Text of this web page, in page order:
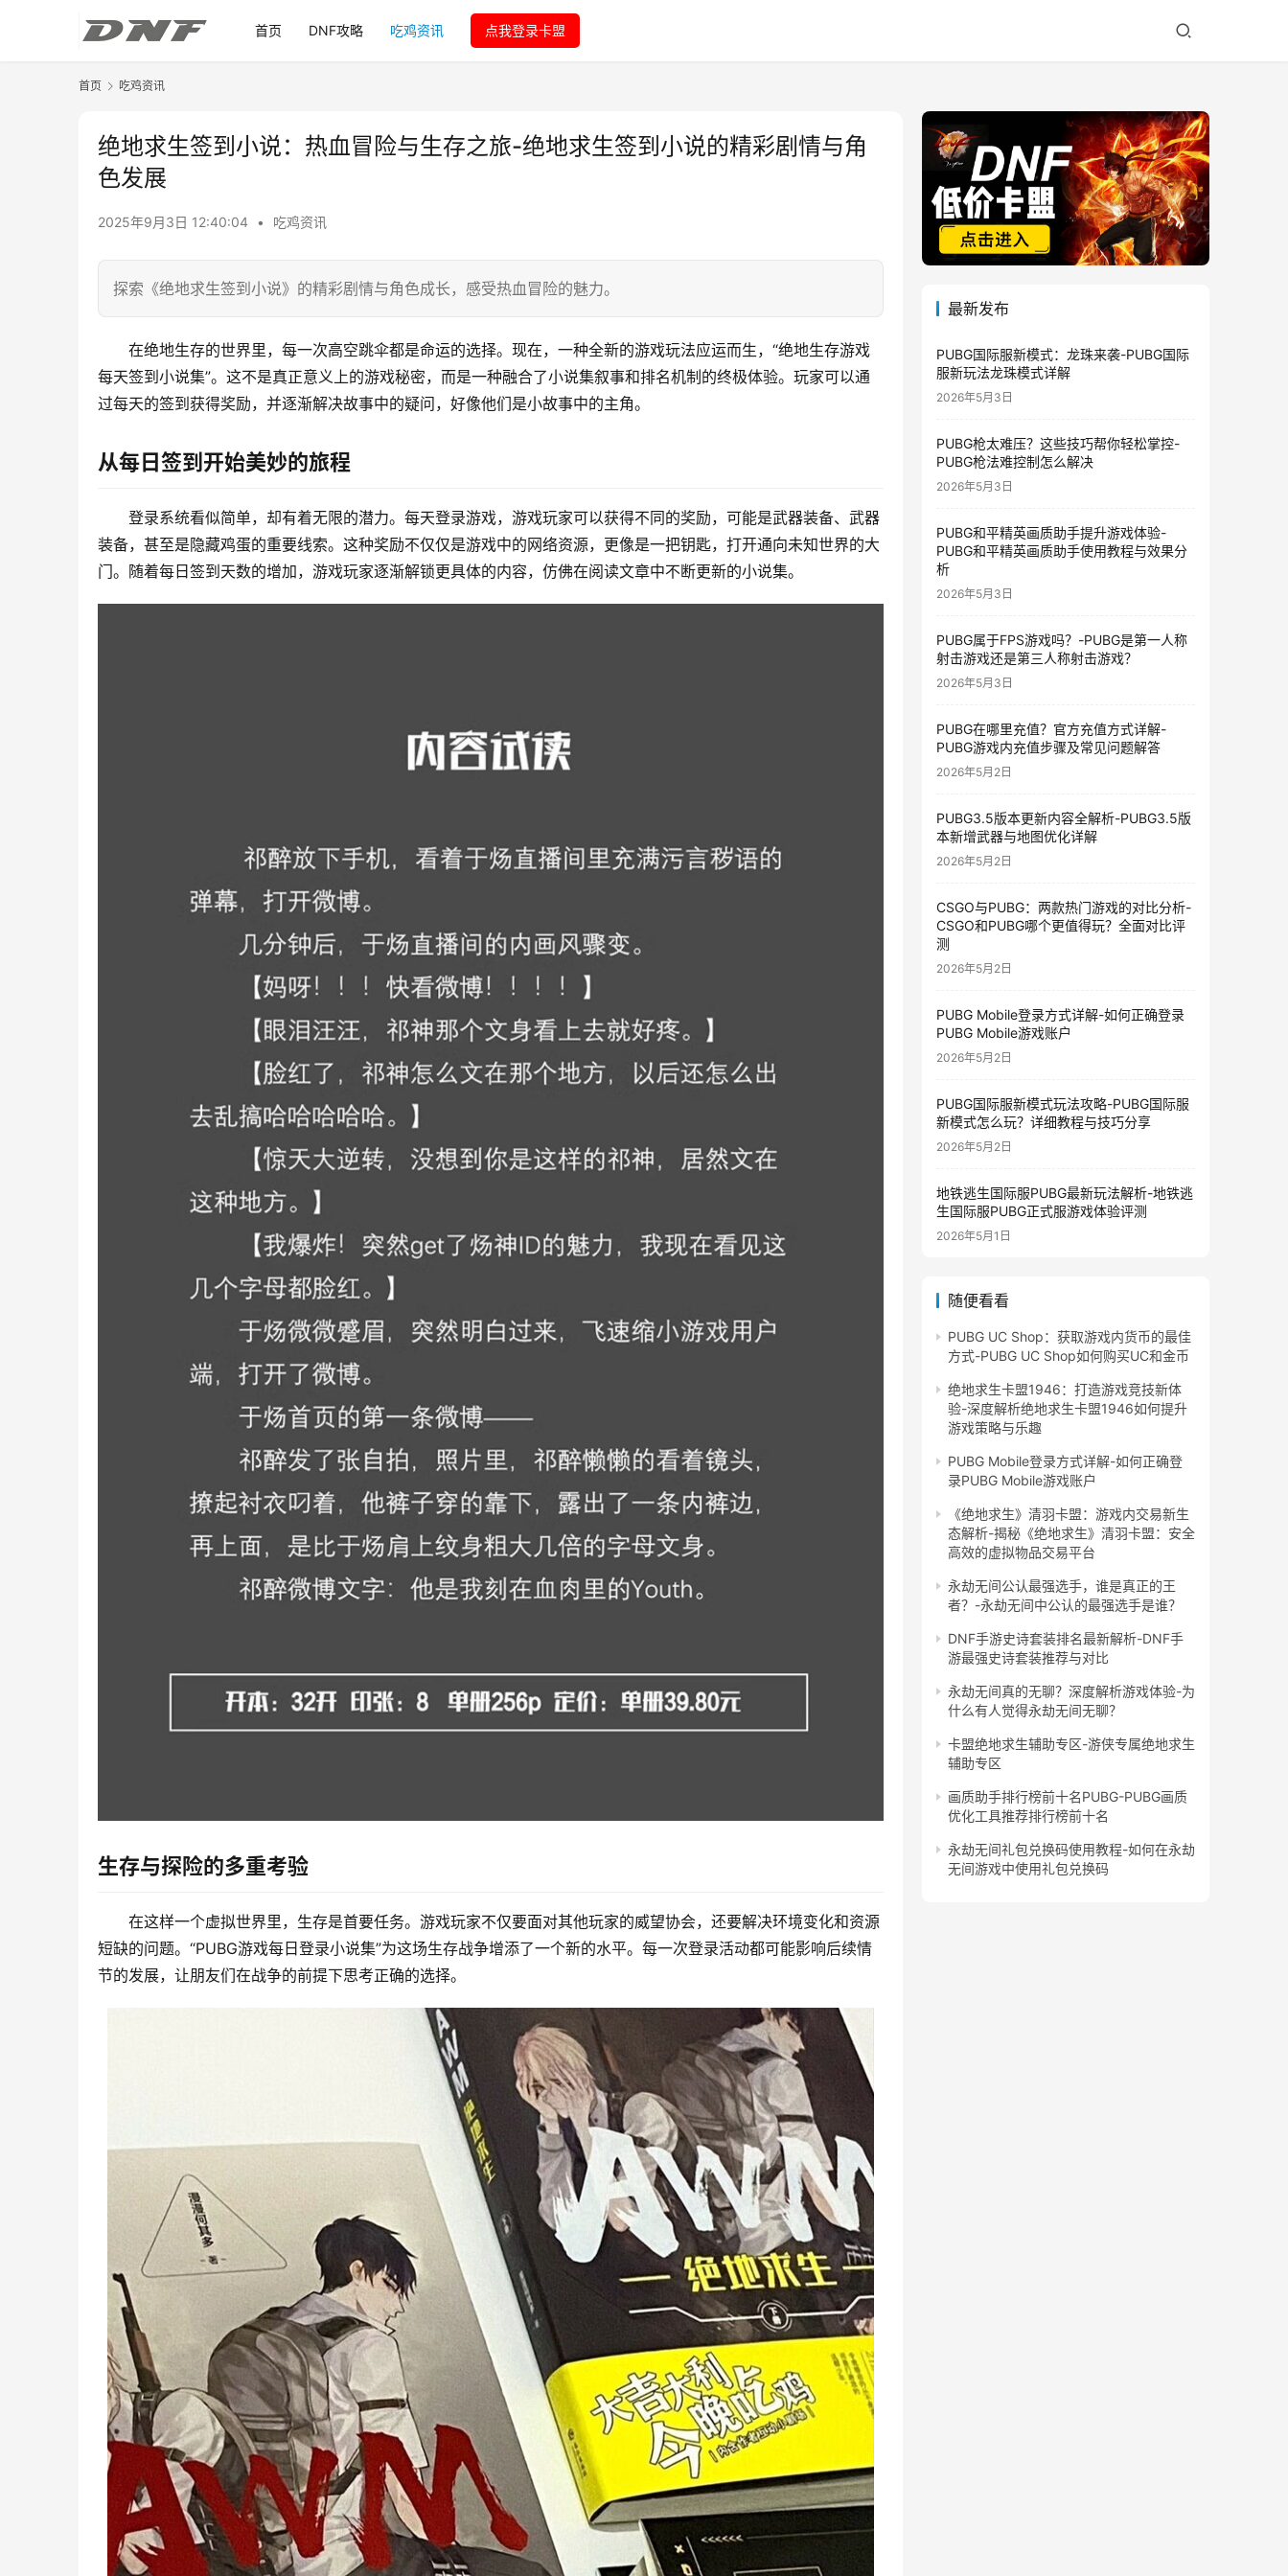
首页 DNF攻略 吃鸡资讯 点我登录卡盟
首页 吃鸡资讯
绝地求生签到小说：热血冒险与生存之旅-绝地求生签到小说的精彩剧情与角
色发展
2025年9月3日 12:40:04 • 吃鸡资讯
探索《绝地求生签到小说》的精彩剧情与角色成长，感受热血冒险的魅力。
在绝地生存的世界里，每一次高空跳伞都是命运的选择。现在，一种全新的游戏玩法应运而生，“绝地生存游戏
每天签到小说集”。这不是真正意义上的游戏秘密，而是一种融合了小说集叙事和排名机制的终极体验。玩家可以通
过每天的签到获得奖励，并逐渐解决故事中的疑问，好像他们是小故事中的主角。
从每日签到开始美妙的旅程
登录系统看似简单，却有着无限的潜力。每天登录游戏，游戏玩家可以获得不同的奖励，可能是武器装备、武器
装备，甚至是隐藏鸡蛋的重要线索。这种奖励不仅仅是游戏中的网络资源，更像是一把钥匙，打开通向未知世界的大
门。随着每日签到天数的增加，游戏玩家逐渐解锁更具体的内容，仿佛在阅读文章中不断更新的小说集。
生存与探险的多重考验
在这样一个虚拟世界里，生存是首要任务。游戏玩家不仅要面对其他玩家的威望协会，还要解决环境变化和资源
短缺的问题。“PUBG游戏每日登录小说集”为这场生存战争增添了一个新的水平。每一次登录活动都可能影响后续情
节的发展，让朋友们在战争的前提下思考正确的选择。
最新发布
PUBG国际服新模式：龙珠来袭-PUBG国际
服新玩法龙珠模式详解
2026年5月3日
PUBG枪太难压？这些技巧帮你轻松掌控-
PUBG枪法难控制怎么解决
2026年5月3日
PUBG和平精英画质助手提升游戏体验-
PUBG和平精英画质助手使用教程与效果分
析
2026年5月3日
PUBG属于FPS游戏吗？-PUBG是第一人称
射击游戏还是第三人称射击游戏？
2026年5月3日
PUBG在哪里充值？官方充值方式详解-
PUBG游戏内充值步骤及常见问题解答
2026年5月2日
PUBG3.5版本更新内容全解析-PUBG3.5版
本新增武器与地图优化详解
2026年5月2日
CSGO与PUBG：两款热门游戏的对比分析-
CSGO和PUBG哪个更值得玩？全面对比评
测
2026年5月2日
PUBG Mobile登录方式详解-如何正确登录
PUBG Mobile游戏账户
2026年5月2日
PUBG国际服新模式玩法攻略-PUBG国际服
新模式怎么玩？详细教程与技巧分享
2026年5月2日
地铁逃生国际服PUBG最新玩法解析-地铁逃
生国际服PUBG正式服游戏体验评测
2026年5月1日
随便看看
PUBG UC Shop：获取游戏内货币的最佳
方式-PUBG UC Shop如何购买UC和金币
绝地求生卡盟1946：打造游戏竞技新体
验-深度解析绝地求生卡盟1946如何提升
游戏策略与乐趣
PUBG Mobile登录方式详解-如何正确登
录PUBG Mobile游戏账户
《绝地求生》清羽卡盟：游戏内交易新生
态解析-揭秘《绝地求生》清羽卡盟：安全
高效的虚拟物品交易平台
永劫无间公认最强选手，谁是真正的王
者？-永劫无间中公认的最强选手是谁？
DNF手游史诗套装排名最新解析-DNF手
游最强史诗套装推荐与对比
永劫无间真的无聊？深度解析游戏体验-为
什么有人觉得永劫无间无聊？
卡盟绝地求生辅助专区-游侠专属绝地求生
辅助专区
画质助手排行榜前十名PUBG-PUBG画质
优化工具推荐排行榜前十名
永劫无间礼包兑换码使用教程-如何在永劫
无间游戏中使用礼包兑换码